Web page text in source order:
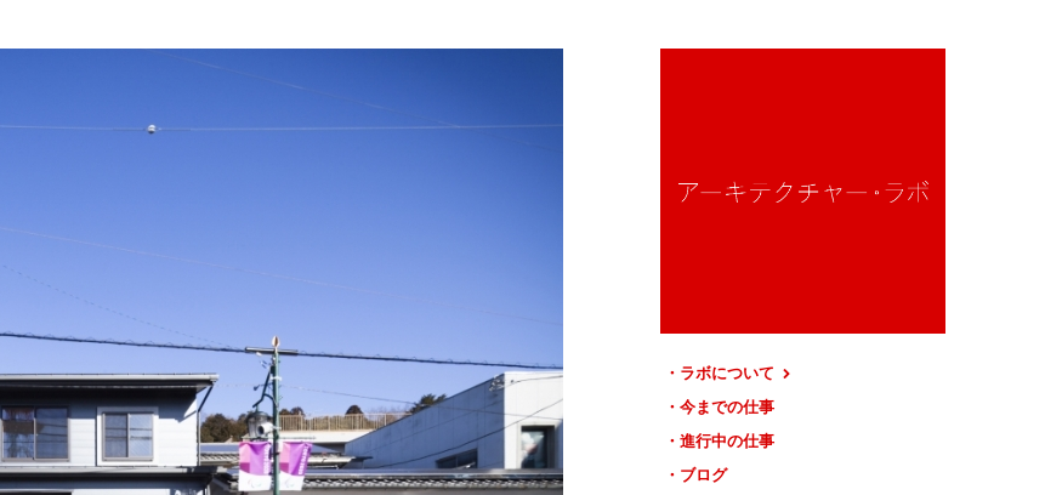
ラボについて
今までの仕事
進行中の仕事
ブログ